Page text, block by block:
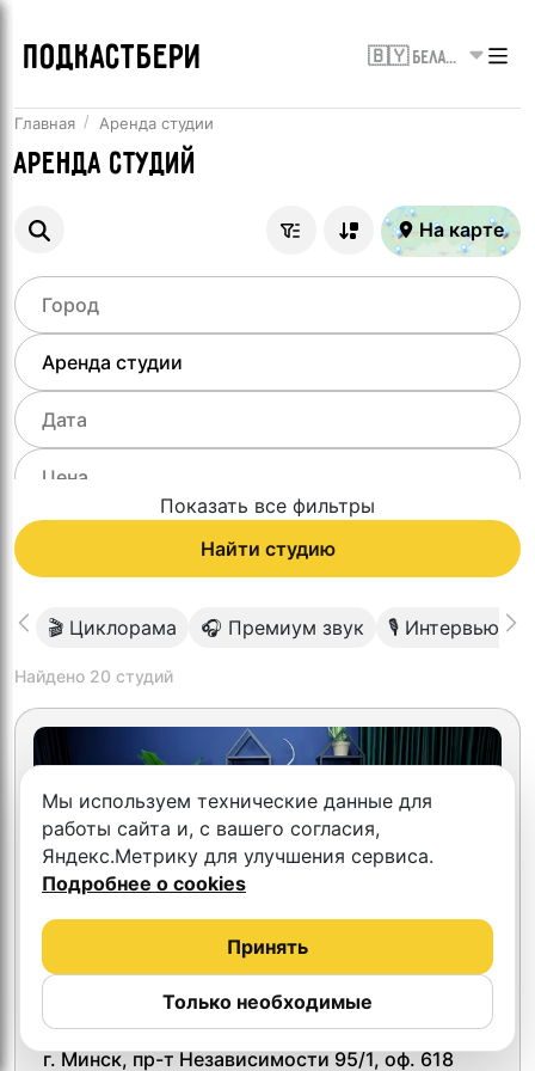
ПОДКАСТБЕРИ 🇧🇾 Беларусь
Главная Аренда студии
Аренда студий
На карте
Показать все фильтры
Найти студию
🎬 Циклорама 🎧 Премиум звук 🎙 Интервью 2
Найдено 20 студий
The Dialogue Studio
г. Минск, пр-т Независимости 95/1, оф. 618
Мы используем технические данные для
работы сайта и, с вашего согласия,
Яндекс.Метрику для улучшения сервиса.
Подробнее о cookies
Только необходимые
Принять